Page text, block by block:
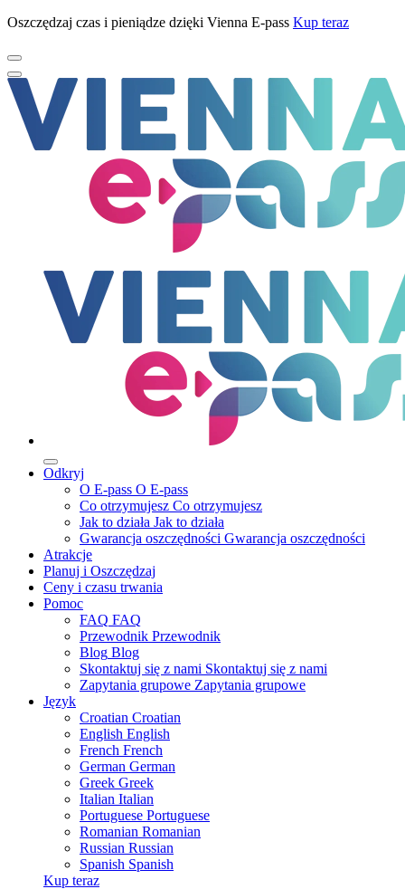
Oszczędzaj czas i pieniądze dzięki Vienna E-pass Kup teraz
Odkryj
O E-pass O E-pass
Co otrzymujesz Co otrzymujesz
Jak to działa Jak to działa
Gwarancja oszczędności Gwarancja oszczędności
Atrakcje
Planuj i Oszczędzaj
Ceny i czasu trwania
Pomoc
FAQ FAQ
Przewodnik Przewodnik
Blog Blog
Skontaktuj się z nami Skontaktuj się z nami
Zapytania grupowe Zapytania grupowe
Język
Croatian Croatian
English English
French French
German German
Greek Greek
Italian Italian
Portuguese Portuguese
Romanian Romanian
Russian Russian
Spanish Spanish
Kup teraz